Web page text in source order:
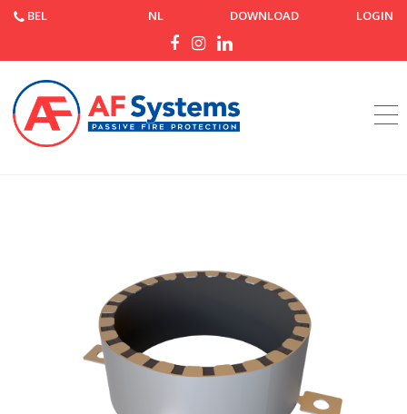
BEL NL DOWNLOAD LOGIN
Startpagina